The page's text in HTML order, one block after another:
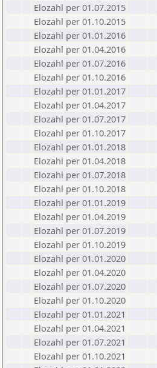
Elozahl per 01.07.2015
Elozahl per 01.10.2015
Elozahl per 01.01.2016
Elozahl per 01.04.2016
Elozahl per 01.07.2016
Elozahl per 01.10.2016
Elozahl per 01.01.2017
Elozahl per 01.04.2017
Elozahl per 01.07.2017
Elozahl per 01.10.2017
Elozahl per 01.01.2018
Elozahl per 01.04.2018
Elozahl per 01.07.2018
Elozahl per 01.10.2018
Elozahl per 01.01.2019
Elozahl per 01.04.2019
Elozahl per 01.07.2019
Elozahl per 01.10.2019
Elozahl per 01.01.2020
Elozahl per 01.04.2020
Elozahl per 01.07.2020
Elozahl per 01.10.2020
Elozahl per 01.01.2021
Elozahl per 01.04.2021
Elozahl per 01.07.2021
Elozahl per 01.10.2021